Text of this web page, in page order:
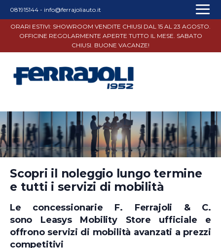
081915144 - info@ferrajoliauto.it
ORARI ESTIVI: SHOWROOM VENDITE CHIUSI DAL 15 AL 23 AGOSTO.
OFFICINE REGOLARMENTE APERTE TUTTO IL MESE. SABATO
CHIUSI. BUONE VACANZE!
Scopri il noleggio lungo termine
e tutti i servizi di mobilità
Le concessionarie F. Ferrajoli & C.
sono Leasys Mobility Store ufficiale e
offrono servizi di mobilità avanzati a prezzi
competitivi